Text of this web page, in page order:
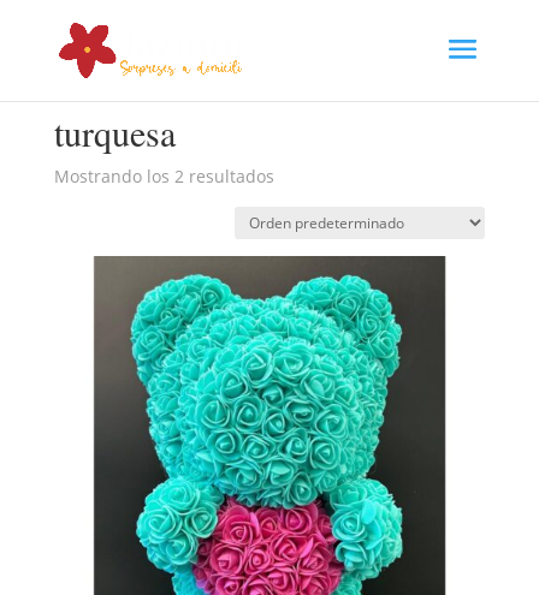
Inicio / Productos etiquetados “turquesa”
turquesa
Mostrando los 2 resultados